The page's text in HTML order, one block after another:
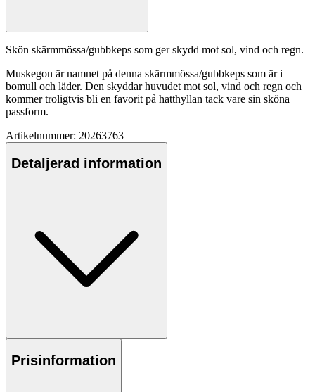
Skön skärmmössa/gubbkeps som ger skydd mot sol, vind och regn.
Muskegon är namnet på denna skärmmössa/gubbkeps som är i
bomull och läder. Den skyddar huvudet mot sol, vind och regn och
kommer troligtvis bli en favorit på hatthyllan tack vare sin sköna
passform.
Artikelnummer: 20263763
Detaljerad information
Prisinformation